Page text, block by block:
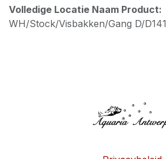
Volledige Locatie Naam Product:
WH/Stock/Visbakken/Gang D/D141